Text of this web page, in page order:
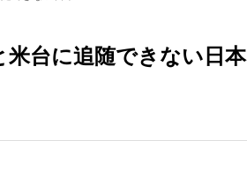
米台に追随できない日本